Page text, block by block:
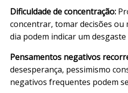
Dificuldade de concentração:
concentrar, tomar decisões ou
dia podem indicar um desgaste
Pensamentos negativos
desesperança, pessimismo
negativos frequentes podem